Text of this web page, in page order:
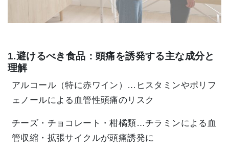
1.避けるべき食品：頭痛を誘発する主な成分と
理解
アルコール（特に赤ワイン）…ヒスタミンやポリフ
ェノールによる血管性頭痛のリスク
チーズ・チョコレート・柑橘類…チラミンによる血
管収縮・拡張サイクルが頭痛誘発に